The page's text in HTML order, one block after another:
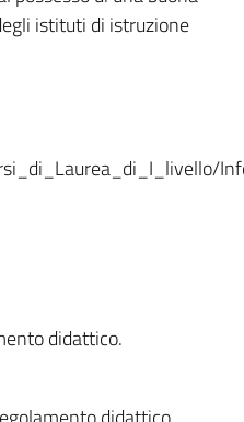
istituti di istruzione
didattico.